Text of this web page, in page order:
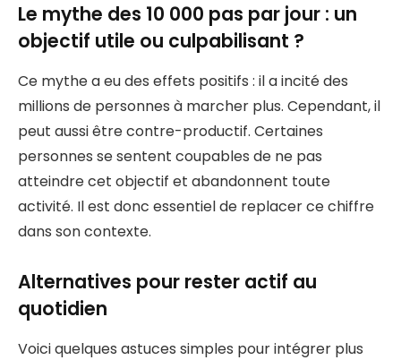
Le mythe des 10 000 pas par jour : un
objectif utile ou culpabilisant ?
Ce mythe a eu des effets positifs : il a incité des
millions de personnes à marcher plus. Cependant, il
peut aussi être contre-productif. Certaines
personnes se sentent coupables de ne pas
atteindre cet objectif et abandonnent toute
activité. Il est donc essentiel de replacer ce chiffre
dans son contexte.
Alternatives pour rester actif au
quotidien
Voici quelques astuces simples pour intégrer plus